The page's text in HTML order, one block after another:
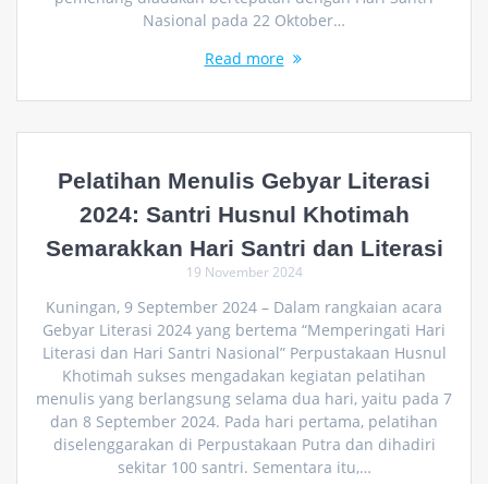
Nasional pada 22 Oktober…
Read more
Pelatihan Menulis Gebyar Literasi
2024: Santri Husnul Khotimah
Semarakkan Hari Santri dan Literasi
19 November 2024
Kuningan, 9 September 2024 – Dalam rangkaian acara
Gebyar Literasi 2024 yang bertema “Memperingati Hari
Literasi dan Hari Santri Nasional” Perpustakaan Husnul
Khotimah sukses mengadakan kegiatan pelatihan
menulis yang berlangsung selama dua hari, yaitu pada 7
dan 8 September 2024. Pada hari pertama, pelatihan
diselenggarakan di Perpustakaan Putra dan dihadiri
sekitar 100 santri. Sementara itu,…